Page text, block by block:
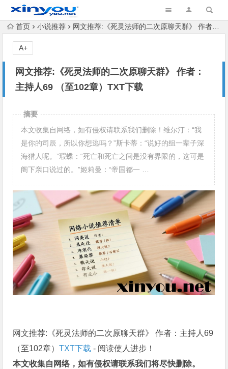
首页 小说推荐 网文推荐:《死灵法师的二次原聊天群》 作者：主持人69 （至102章）TXT下载
网文推荐:《死灵法师的二次原聊天群》 作者：
主持人69 （至102章）TXT下载
A+
摘要
本文收集自网络，如有侵权请联系我们删除！维尔汀：“我
是你的司辰，所以你想逃吗？”斯卡蒂：“说好的组一辈子深
海猎人呢。”瑕蝶：“死亡和死亡之间是没有界限的，这可是
阁下亲口说过的。”姬莉曼：“帝国都一 …
网文推荐:《死灵法师的二次原聊天群》 作者：主持人69
（至102章）TXT下载 - 阅读使人进步！
本文收集自网络，如有侵权请联系我们将尽快删除。